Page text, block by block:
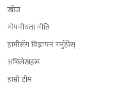
खोज
गोपनीयता नीति
हामीसँग विज्ञापन गर्नुहोस्
अभिलेखहरू
हाम्रो टीम